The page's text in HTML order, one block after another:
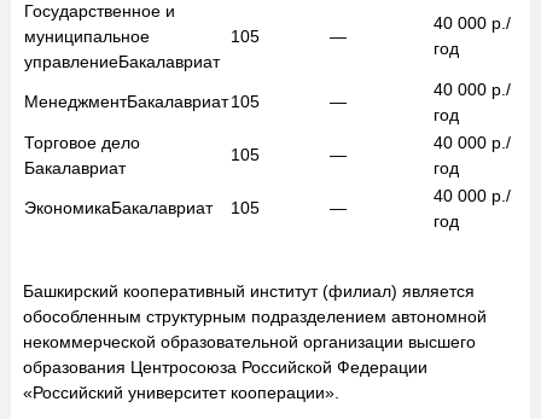
Государственное и
муниципальное
управлениеБакалавриат
105 —
40 000 р./
год
МенеджментБакалавриат105 —
40 000 р./
год
Торговое дело
Бакалавриат
105 —
40 000 р./
год
ЭкономикаБакалавриат 105 —
40 000 р./
год
Башкирский кооперативный институт (филиал) является
обособленным структурным подразделением автономной
некоммерческой образовательной организации высшего
образования Центросоюза Российской Федерации
«Российский университет кооперации».